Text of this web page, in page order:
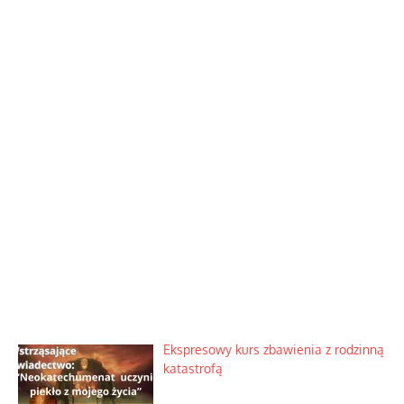
Ekspresowy kurs zbawienia z rodzinną
katastrofą